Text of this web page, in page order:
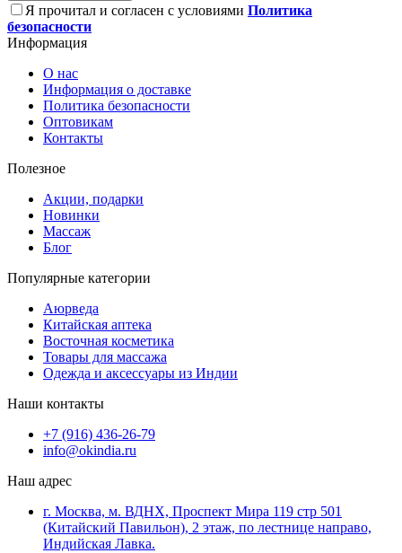
Я прочитал и согласен с условиями Политика
безопасности
Информация
О нас
Информация о доставке
Политика безопасности
Оптовикам
Контакты
Полезное
Акции, подарки
Новинки
Массаж
Блог
Популярные категории
Аюрведа
Китайская аптека
Восточная косметика
Товары для массажа
Одежда и аксессуары из Индии
Наши контакты
+7 (916) 436-26-79
info@okindia.ru
Наш адрес
г. Москва, м. ВДНХ, Проспект Мира 119 стр 501
(Китайский Павильон), 2 этаж, по лестнице направо,
Индийская Лавка.